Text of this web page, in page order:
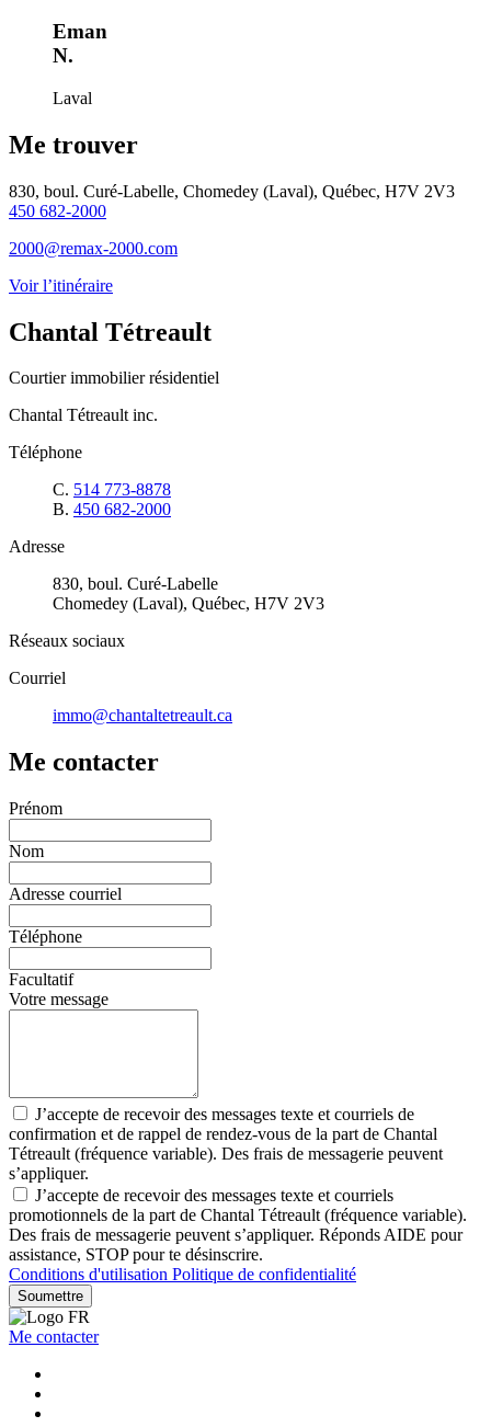
Eman
N.
Laval
Me trouver
830, boul. Curé-Labelle, Chomedey (Laval), Québec, H7V 2V3
450 682-2000
2000@remax-2000.com
Voir l’itinéraire
Chantal Tétreault
Courtier immobilier résidentiel
Chantal Tétreault inc.
Téléphone
C. 514 773-8878
B. 450 682-2000
Adresse
830, boul. Curé-Labelle
Chomedey (Laval), Québec, H7V 2V3
Réseaux sociaux
Courriel
immo@chantaltetreault.ca
Me contacter
Prénom
Nom
Adresse courriel
Téléphone
Facultatif
Votre message
J’accepte de recevoir des messages texte et courriels de
confirmation et de rappel de rendez-vous de la part de Chantal
Tétreault (fréquence variable). Des frais de messagerie peuvent
s’appliquer.
J’accepte de recevoir des messages texte et courriels
promotionnels de la part de Chantal Tétreault (fréquence variable).
Des frais de messagerie peuvent s’appliquer. Réponds AIDE pour
assistance, STOP pour te désinscrire.
Conditions d'utilisation Politique de confidentialité
Soumettre
Me contacter